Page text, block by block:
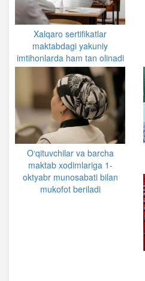
Xalqaro sertifikatlar
maktabdagi yakuniy
imtihonlarda ham tan olinadi
O‘qituvchilar va barcha
maktab xodimlariga 1-
oktyabr munosabati bilan
mukofot beriladi